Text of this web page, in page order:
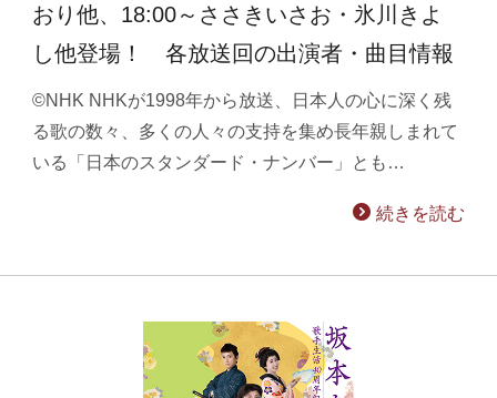
おり他、18:00～ささきいさお・氷川きよ
し他登場！ 各放送回の出演者・曲目情報
©NHK NHKが1998年から放送、日本人の心に深く残
る歌の数々、多くの人々の支持を集め長年親しまれて
いる「日本のスタンダード・ナンバー」とも…
続きを読む